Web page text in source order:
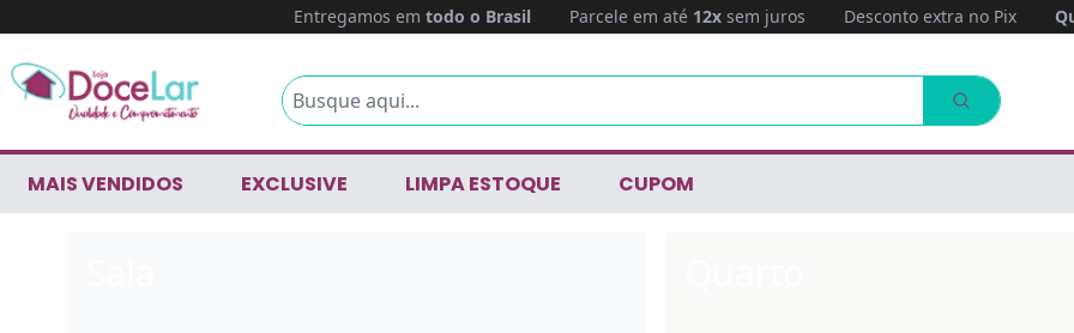
Entregamos em todo o Brasil Parcele em até 12xsem juros Desconto extra no Pix
MAIS VENDIDOS EXCLUSIVE LIMPA ESTOQUE CUPOM